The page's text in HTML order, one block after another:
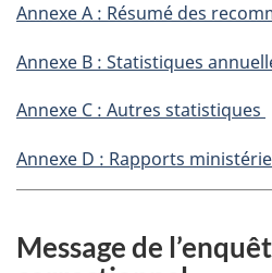
Annexe A : Résumé des
Annexe B : Statistiques
Annexe C : Autres statistiques
Annexe D : Rapports
Message de